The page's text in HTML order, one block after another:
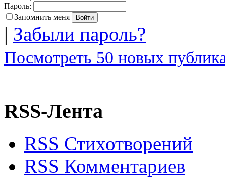
Пароль:
Запомнить меня
| Забыли пароль?
Посмотреть 50 новых
RSS-Лента
RSS Стихотворений
RSS Комментариев